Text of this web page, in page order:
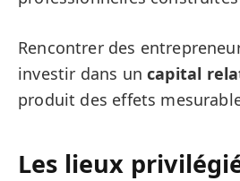
Rencontrer des
investir dans uncapital
produit des effets
Les lieux